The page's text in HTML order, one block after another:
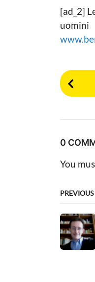
[ad_2]
uomini
P
o
t
a
g
i
n
a
0
You
PREVIOUS